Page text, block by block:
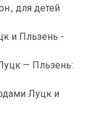
для детей
и Пльзень -
— Пльзень:
Луцк и